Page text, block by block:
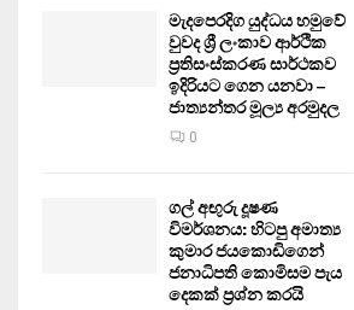
මැදපෙරදිග යුද්ධය හමුවේ
වුවද ශ්‍රී ලංකාව ආර්ථික
ප්‍රතිසංස්කරණ සාර්ථකව
ඉදිරියට ගෙන යනවා –
ජාත්‍යන්තර මූල්‍ය අරමුදල
0
ගල් අඟුරු දූෂණ
විමර්ශනය: හිටපු අමාත්‍ය
කුමාර ජයකොඩිගෙන්
ජනාධිපති කොමිසම පැය
දෙකක් ප්‍රශ්න කරයි